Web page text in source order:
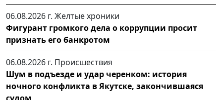
06.08.2026 г. Желтые хроники
Фигурант громкого дела о коррупции просит
признать его банкротом
06.08.2026 г. Происшествия
Шум в подъезде и удар черенком: история
ночного конфликта в Якутске, закончившаяся